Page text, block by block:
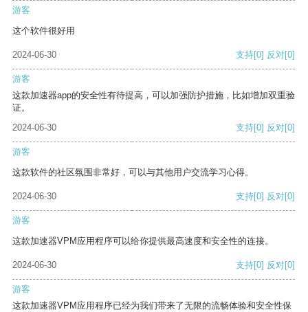
游客
这个软件很好用
2024-06-30 支持[0] 反对[0]
游客
这款加速器app的安全性有待提高，可以加强防护措施，比如增加双重验
证。
2024-06-30
支持[0] 反对[0]
游客
这款软件的社区氛围非常好，可以与其他用户交流学习心得。
2024-06-30 支持[0] 反对[0]
游客
这款加速器VPM应用程序可以给你提供最高速度和安全性的连接。
2024-06-30 支持[0] 反对[0]
游客
这款加速器VPM应用程序已经为我们带来了无限的流畅体验和安全性保